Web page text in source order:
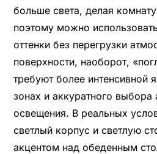
больше света, делая
поэтому можно
оттенки без перегрузки
поверхности, наоборот,
требуют более интенсивной
зонах и аккуратного выбора
освещения. В реальных
светлый корпус и светлую
акцентом над обеденным